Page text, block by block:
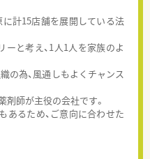
に計15店舗を展開している法
ーと考え、1人1人を家族のよ
の為、風通しもよくチャンス
剤師が主役の会社です。
あるため、ご意向に合わせた